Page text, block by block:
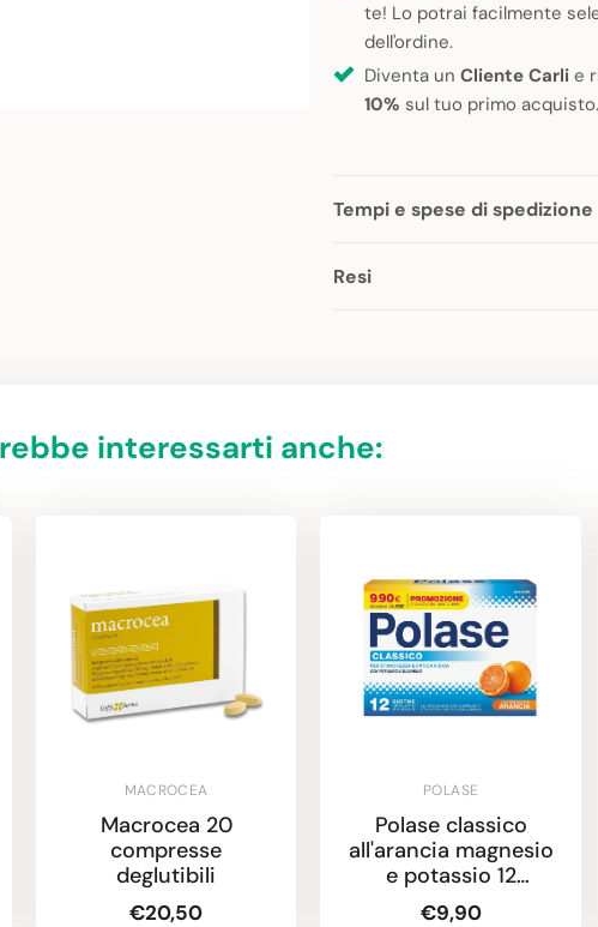
te! Lo potrai facilmente
dell'ordine.
Diventa un Cliente Carli e
10% sul tuo primo
Tempi e spese di spedizione
Resi
interessarti anche:
MACROCEA
Macrocea 20
compresse
deglutibili
€20,50
POLASE
Polase classico
all'arancia magnesio
e potassio 12
bustine
€9,90